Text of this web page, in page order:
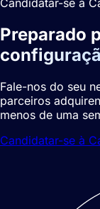
Candidatar-se à
Preparado
Fale-nos do seu
parceiros
menos de uma
Candidatar-se à